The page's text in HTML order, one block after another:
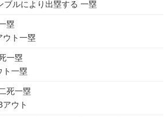
ブルにより出塁する 一塁
塁
ウト一塁
一塁
ト一塁
二死一塁
ウト